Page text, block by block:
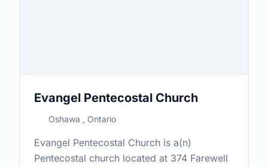
Evangel Pentecostal Church
Oshawa , Ontario
Evangel Pentecostal Church is a(n)
Pentecostal church located at 374 Farewell